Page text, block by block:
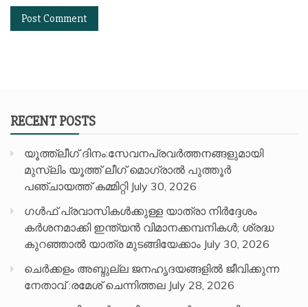
RECENT POSTS
യൂത്ത്ലീഗ് ദിനം:സേവനപ്രവർത്തനങ്ങളുമായി
മുസ്ലിം യൂത്ത് ലീഗ് മൊഗ്രാൽ പുത്തൂർ
പഞ്ചായത്ത് കമ്മിറ്റി July 30, 2026
ഗൾഫ് പ്രവാസികൾക്കുള്ള യാത്രാ നിർദ്ദേശം
കർശനമാക്കി ഇന്ത്യൻ വിമാനക്കമ്പനികൾ; ശ്രദ്ധ
കുറഞ്ഞാൽ യാത്ര മുടങ്ങിയേക്കാം July 30, 2026
ചെർക്കളം അബ്ദുല്ല ജനഹൃദയങ്ങളിൽ ജീവിക്കുന്ന
നേതാവ് :രമേശ് ചെന്നിത്തല July 28, 2026